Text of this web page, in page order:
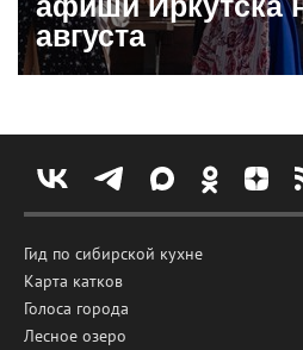
августа
Гид по сибирской кухне
Карта катков
Голоса города
Лесное озеро